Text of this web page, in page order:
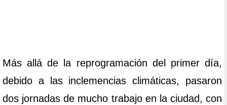
Más allá de la reprogramación del primer día,
debido a las inclemencias climáticas, pasaron
dos jornadas de mucho trabajo en la ciudad, con